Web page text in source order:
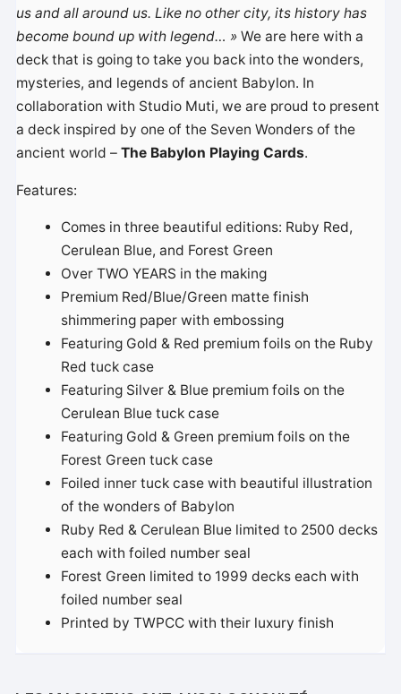
us and all around us. Like no other city, its history has
become bound up with legend… » We are here with a
deck that is going to take you back into the wonders,
mysteries, and legends of ancient Babylon. In
collaboration with Studio Muti, we are proud to present
a deck inspired by one of the Seven Wonders of the
ancient world –The Babylon Playing Cards.
Features:
Comes in three beautiful editions: Ruby Red,
Cerulean Blue, and Forest Green
Over TWO YEARS in the making
Premium Red/Blue/Green matte finish
shimmering paper with embossing
Featuring Gold & Red premium foils on the Ruby
Red tuck case
Featuring Silver & Blue premium foils on the
Cerulean Blue tuck case
Featuring Gold & Green premium foils on the
Forest Green tuck case
Foiled inner tuck case with beautiful illustration
of the wonders of Babylon
Ruby Red & Cerulean Blue limited to 2500 decks
each with foiled number seal
Forest Green limited to 1999 decks each with
foiled number seal
Printed by TWPCC with their luxury finish